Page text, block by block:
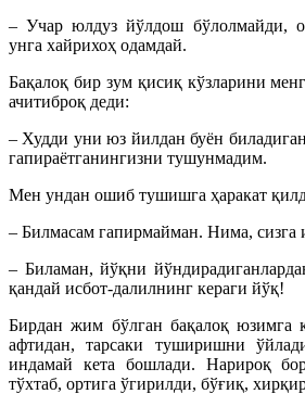
– Учар юлдуз йўлдош бўлолмайди,
унга хайрихоҳ одамдай.
Бақалоқ бир зум қисиқ кўзларини
ачитиброқ деди:
– Худди уни юз йилдан буён
гапираётганингизни тушунмадим.
Мен ундан ошиб тушишга ҳаракат
– Билмасам гапирмайман. Нима, сизга
– Биламан, йўқни
қандай исбот-далилнинг кераги йўқ!
Бирдан жим бўлган бақалоқ юзимга
афтидан, тарсаки туширишни
индамай кета бошлади. Нарироқ
тўхтаб, ортига ўгирилди, бўғиқ,